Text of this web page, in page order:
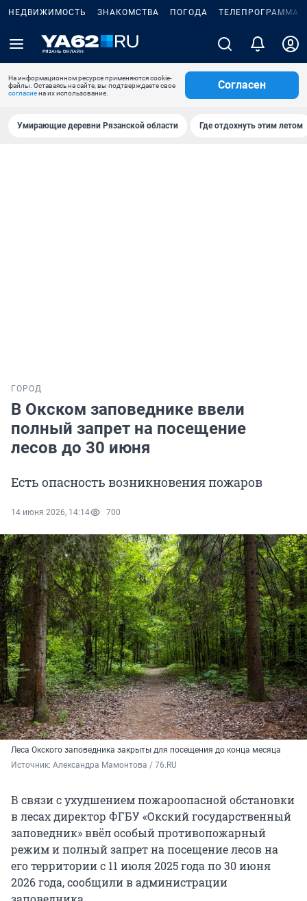
НЕДВИЖИМОСТЬ ЗНАКОМСТВА ПОГОДА ТЕЛЕПРОГРАММА
На информационном ресурсе применяются cookie-
файлы. Оставаясь на сайте, вы подтверждаете свое
согласиена их использование.
Согласен
Умирающие деревни Рязанской области Где отдохнуть этим летом
ГОРОД
В Окском заповеднике ввели
полный запрет на посещение
лесов до 30 июня
Есть опасность возникновения пожаров
14 июня 2026, 14:14 700
Леса Окского заповедника закрыты для посещения до конца месяца
Источник: Александра Мамонтова / 76.RU
В связи с ухудшением пожароопасной обстановки
в лесах директор ФГБУ «Окский государственный
заповедник» ввёл особый противопожарный
режим и полный запрет на посещение лесов на
его территории с 11 июля 2025 года по 30 июня
2026 года, сообщили в администрации